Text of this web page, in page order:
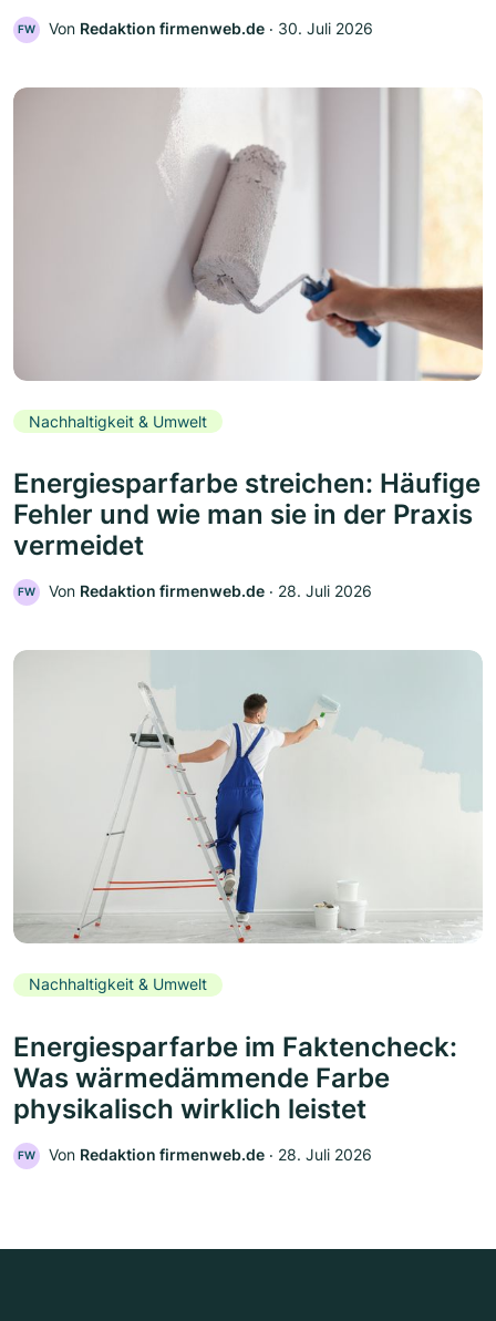
FW Von Redaktion firmenweb.de ‧ 30. Juli 2026
Nachhaltigkeit & Umwelt
Energiesparfarbe streichen: Häufige
Fehler und wie man sie in der Praxis
vermeidet
FW Von Redaktion firmenweb.de ‧ 28. Juli 2026
Nachhaltigkeit & Umwelt
Energiesparfarbe im Faktencheck:
Was wärmedämmende Farbe
physikalisch wirklich leistet
FW Von Redaktion firmenweb.de ‧ 28. Juli 2026